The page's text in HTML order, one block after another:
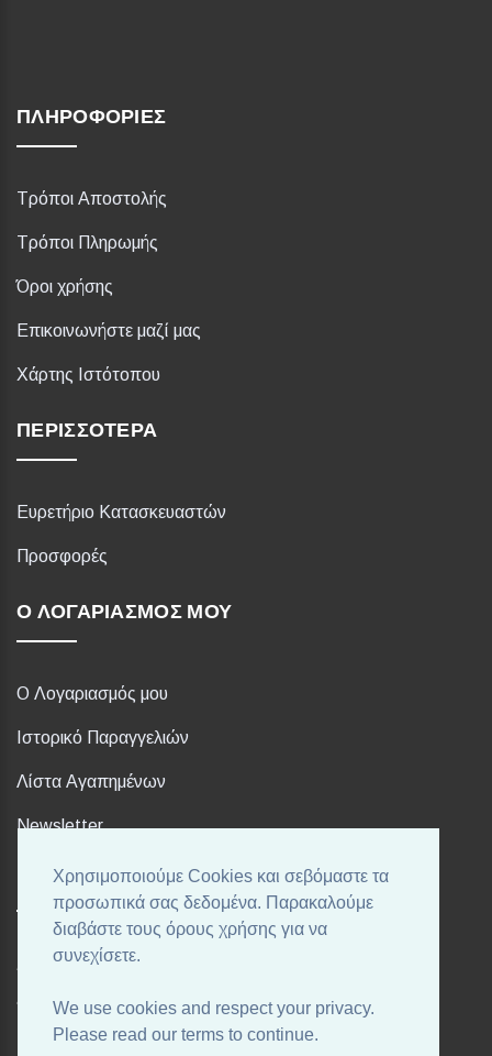
Χρησιμοποιούμε Cookies και σεβόμαστε τα
προσωπικά σας δεδομένα. Παρακαλούμε
διαβάστε τους όρους χρήσης για να
συνεχίσετε.
We use cookies and respect your privacy.
Please read our terms to continue.
ΠΛΗΡΟΦΟΡΊΕΣ
Τρόποι Αποστολής
Τρόποι Πληρωμής
Όροι χρήσης
Επικοινωνήστε μαζί μας
Χάρτης Ιστότοπου
ΠΕΡΙΣΣΌΤΕΡΑ
Ευρετήριο Κατασκευαστών
Προσφορές
Ο ΛΟΓΑΡΙΑΣΜΌΣ ΜΟΥ
Ο Λογαριασμός μου
Ιστορικό Παραγγελιών
Λίστα Αγαπημένων
Newsletter
FOLLOW US
Ακολουθήστε μας στα αγαπημένα σας Social Media!